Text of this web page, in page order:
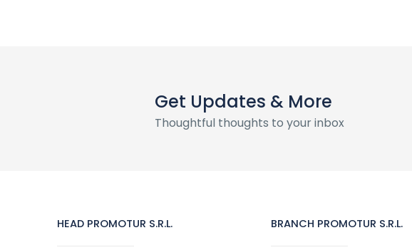
Get Updates & More
Thoughtful thoughts to your inbox
HEAD PROMOTUR S.R.L. BRANCH PROMOTUR S.R.L.